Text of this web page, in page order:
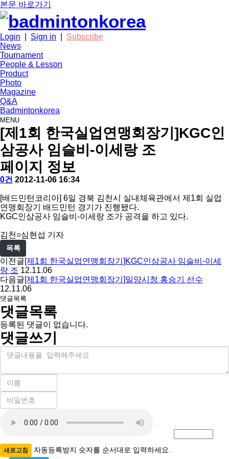
본문 바로가기
Login Sign in
Subscribe
News
Tournament
People & Lesson
Product
Photo
Magazine
Q&A
Badmintonkorea
MENU
photo
[제1회 한국실업연맹회장기]KGC인
삼공사 임슬비-이세랑 조
페이지 정보
작
자
배
민
턴
코
아
댓
0건 작
일
2012-11-06 16:34
본
문
[배드민턴코리아] 6일 경북 김천시 실내체육관에서 제1회 실업
연맹회장기 배드민턴 경기가 진행됐다.
KGC인삼공사 임슬비-이세랑 조가 공격을 하고 있다.
김천=심현섭 기자
목록
이전글[제1회 한국실업연맹회장기]KGC인삼공사 임슬비-이세
랑 조 12.11.06
다음글[제1회 한국실업연맹회장기]밀양시청 홍승기 선수
12.11.06
댓글목록
댓글목록
등록된 댓글이 없습니다.
댓글쓰기
내
이
필
수
비
밀
록새로고침 자동등록방지 숫자를 순서대로 입력하세요.